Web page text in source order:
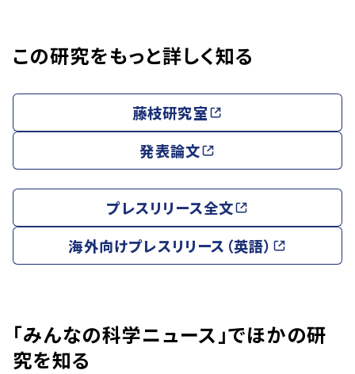
この研究をもっと詳しく知る
藤枝研究室
発表論文
プレスリリース全文
海外向けプレスリリース（英語）
「みんなの科学ニュース」でほかの研
究を知る